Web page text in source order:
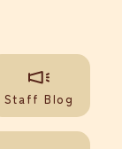
Staff Blog